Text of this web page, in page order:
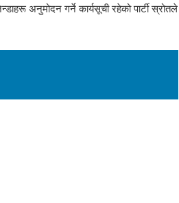
अनुमोदन गर्ने कार्यसूची रहेको पार्टी स्रोतले